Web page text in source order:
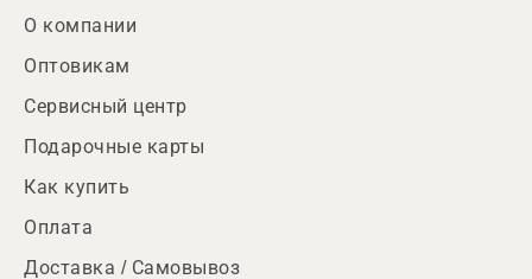
О компании
Оптовикам
Сервисный центр
Подарочные карты
Как купить
Оплата
Доставка / Самовывоз